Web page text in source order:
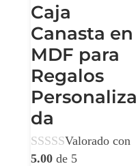
Caja
Canasta en
MDF para
Regalos
Personaliza
da
Valorado con
5.00de 5